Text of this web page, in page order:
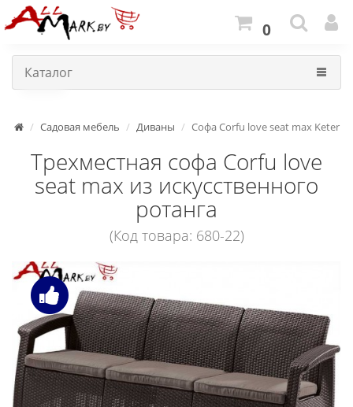
0
Каталог
Садовая мебель Диваны Софа Corfu love seat max Keter
Трехместная софа Corfu love
seat max из искусственного
ротанга
(Код товара: 680-22)